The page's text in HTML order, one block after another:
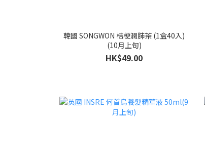
韓國 SONGWON 桔梗潤肺茶 (1盒40入)
(10月上旬)
HK$49.00